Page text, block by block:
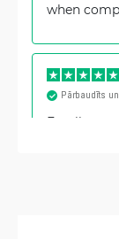
when
Pārbaudīts
Excellent